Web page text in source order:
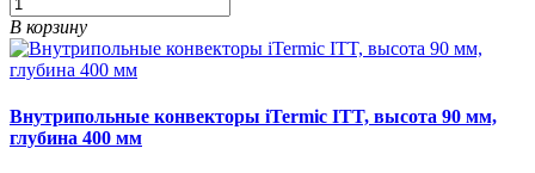
В корзину
Внутрипольные конвекторы iTermic ITT, высота 90 мм,
глубина 400 мм